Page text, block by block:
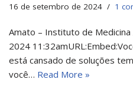
16 de setembro de 2024
1
Amato – Instituto de
2024
está cansado de soluções
você… Read More »